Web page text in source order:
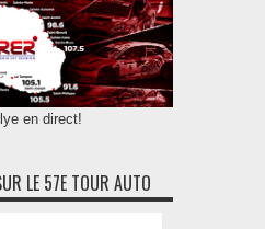
en direct!
LE 57E TOUR AUTO